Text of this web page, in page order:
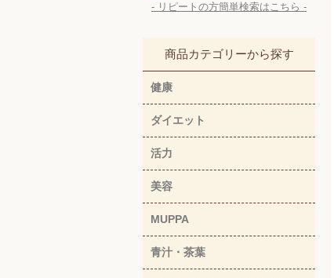
- リピートの方簡単検索はこちら -
商品カテゴリーから探す
健康
ダイエット
活力
美容
MUPPA
青汁・茶葉